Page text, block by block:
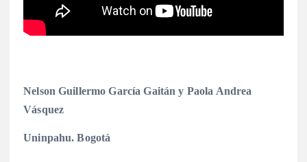
Nelson Guillermo García Gaitán y Paola Andrea
Vásquez
Uninpahu. Bogotá